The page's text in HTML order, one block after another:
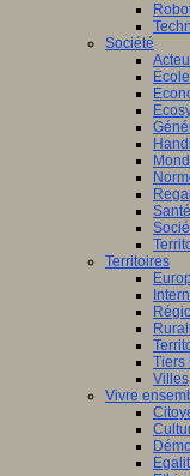
Société
Santé
Territoires
Tiers
Villes
Vivre